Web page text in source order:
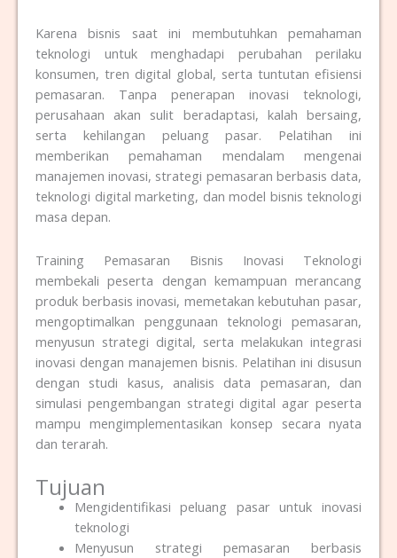
Karena bisnis saat ini membutuhkan pemahaman
teknologi untuk menghadapi perubahan perilaku
konsumen, tren digital global, serta tuntutan efisiensi
pemasaran. Tanpa penerapan inovasi teknologi,
perusahaan akan sulit beradaptasi, kalah bersaing,
serta kehilangan peluang pasar. Pelatihan ini
memberikan pemahaman mendalam mengenai
manajemen inovasi, strategi pemasaran berbasis data,
teknologi digital marketing, dan model bisnis teknologi
masa depan.
Training Pemasaran Bisnis Inovasi Teknologi
membekali peserta dengan kemampuan merancang
produk berbasis inovasi, memetakan kebutuhan pasar,
mengoptimalkan penggunaan teknologi pemasaran,
menyusun strategi digital, serta melakukan integrasi
inovasi dengan manajemen bisnis. Pelatihan ini disusun
dengan studi kasus, analisis data pemasaran, dan
simulasi pengembangan strategi digital agar peserta
mampu mengimplementasikan konsep secara nyata
dan terarah.
Tujuan
Mengidentifikasi peluang pasar untuk inovasi
teknologi
Menyusun strategi pemasaran berbasis